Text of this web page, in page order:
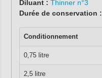
Diluant : Thinner n°3
Durée de conservation :
Conditionnement
0,75 litre
2,5 litre